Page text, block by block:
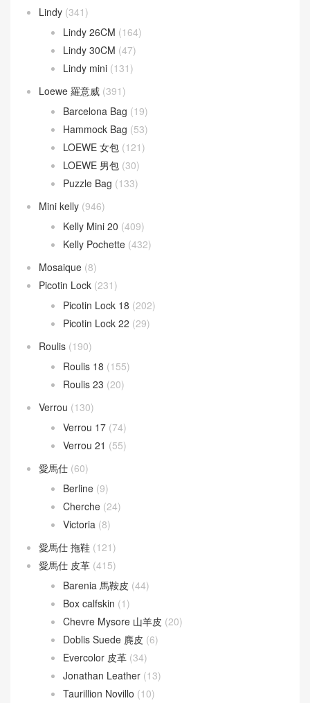
Lindy (341)
Lindy 26CM (164)
Lindy 30CM (47)
Lindy mini (131)
Loewe 羅意威 (391)
Barcelona Bag (19)
Hammock Bag (53)
LOEWE 女包 (121)
LOEWE 男包 (30)
Puzzle Bag (133)
Mini kelly (946)
Kelly Mini 20 (409)
Kelly Pochette (432)
Mosaique (8)
Picotin Lock (231)
Picotin Lock 18 (202)
Picotin Lock 22 (29)
Roulis (190)
Roulis 18 (155)
Roulis 23 (20)
Verrou (130)
Verrou 17 (74)
Verrou 21 (55)
愛馬仕 (60)
Berline (9)
Cherche (24)
Victoria (8)
愛馬仕 拖鞋 (121)
愛馬仕 皮革 (415)
Barenia 馬鞍皮 (44)
Box calfskin (1)
Chevre Mysore 山羊皮 (20)
Doblis Suede 麂皮 (6)
Evercolor 皮革 (34)
Jonathan Leather (13)
Taurillion Novillo (10)